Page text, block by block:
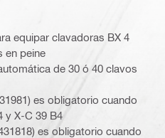
equipar clavadoras BX 4
en peine
de 30 ó 40 clavos
es obligatorio cuando
y X-C 39 B4
es obligatorio cuando